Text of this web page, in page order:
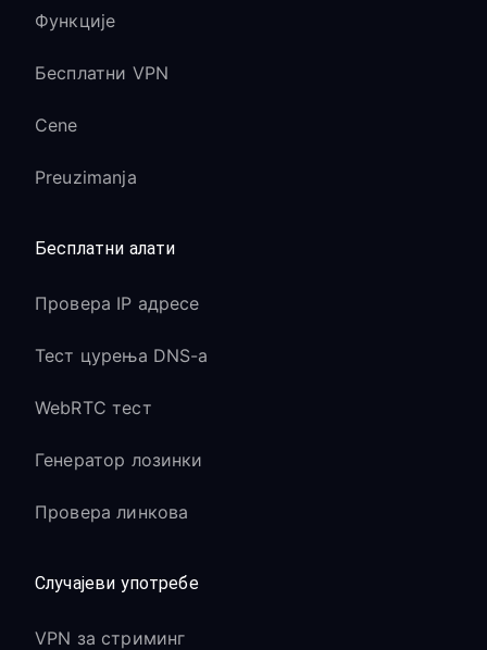
Функције
Бесплатни VPN
Cene
Preuzimanja
Бесплатни алати
Провера IP адресе
Тест цурења DNS-а
WebRTC тест
Генератор лозинки
Провера линкова
Случајеви употребе
VPN за стриминг